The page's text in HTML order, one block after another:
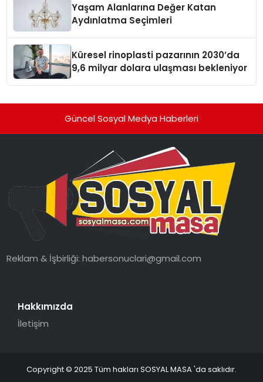
Yaşam Alanlarına Değer Katan
Aydınlatma Seçimleri
Küresel rinoplasti pazarının 2030’da
9,6 milyar dolara ulaşması bekleniyor
Güncel Sosyal Medya Haberleri
Reklam & İşbirliği:habersonuclari@gmail.com
Hakkımızda
İletişim
Copyright © 2025 Tüm hakları SOSYAL MASA 'da saklıdır.